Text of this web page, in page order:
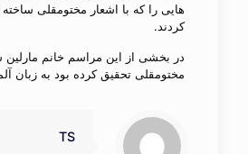
هایی را که با اشعار مختومقلی
کردند.
در بخشی از این مراسم خانم مارلین
مختومقلی تحقیق کرده بود به زبان
TS